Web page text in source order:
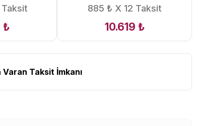
₺
885 ₺ X 12 Taksit
10.619 ₺
Varan Taksit İmkanı